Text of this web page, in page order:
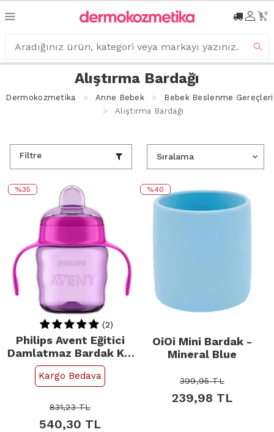
0
Alıştırma Bardağı
Dermokozmetika Anne Bebek
Bebek Beslenme Gereçleri
Alıştırma Bardağı
Filtre
%35
(2)
Philips Avent Eğitici
Damlatmaz Bardak Kız
6m+ 200ml
Kargo Bedava
831,23TL
540,30 TL
%40
OiOi Mini Bardak -
Mineral Blue
399,95TL
239,98 TL